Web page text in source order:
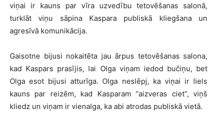
viņai ir kauns par vīra uzvedību tetovēšanas salonā,
turklāt viņu sāpina Kaspara publiskā kliegšana un
agresīvā komunikācija.
Gaisotne bijusi nokaitēta jau ārpus tetovēšanas salona,
kad Kaspars prasījis, lai Olga viņam iedod bučiņu, bet
Olga esot bijusi atturīga. Olga neslēpj, ka viņai ir liels
kauns par reizēm, kad Kasparam “aizveras ciet”, viņš
kliedz un viņam ir vienalga, ka abi atrodas publiskā vietā.